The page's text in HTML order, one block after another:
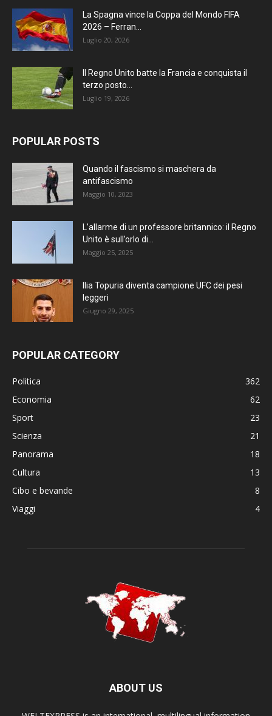
La Spagna vince la Coppa del Mondo FIFA
2026 – Ferran...
Luglio 20, 2026
Il Regno Unito batte la Francia e conquista il
terzo posto...
Luglio 19, 2026
POPULAR POSTS
Quando il fascismo si maschera da
antifascismo
Maggio 10, 2023
L’allarme di un professore britannico: il Regno
Unito è sull’orlo di...
Maggio 25, 2025
Ilia Topuria diventa campione UFC dei pesi
leggeri
Giugno 29, 2025
POPULAR CATEGORY
Politica
362
Economia
62
Sport
23
Scienza
21
Panorama
18
Cultura
13
Cibo e bevande
8
Viaggi
4
ABOUT US